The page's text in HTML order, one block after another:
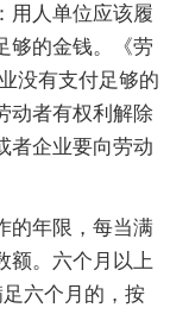
用人单位应该履
够的金钱。《劳
没有支付足够的
动者有权利解除
者企业要向劳动
的年限，每当满
额。六个月以上
六个月的，按